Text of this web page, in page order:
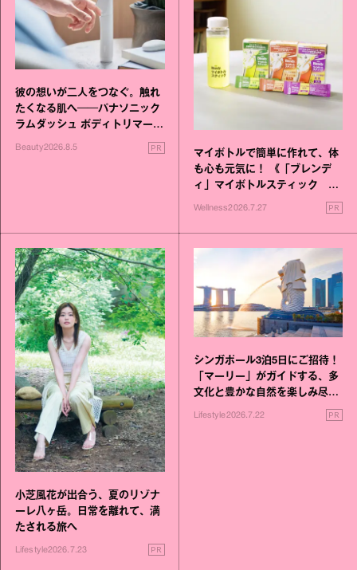
彼の想いが二人をつなぐ。触れ
たくなる肌へ──パナソニック
ラムダッシュ ボディトリマーが
Beauty2026.8.5 PR
マイボトルで簡単に作れて、体
も心も元気に！ 《「ブレンデ
ィ」マイボトルスティック い
いこと毎日》シリーズが誕生
Wellness2026.7.27 PR
小芝風花が出合う、夏のリゾナ
ーレ八ヶ岳。日常を離れて、満
たされる旅へ
Lifestyle2026.7.23 PR
シンガポール3泊5日にご招待！
「マーリー」がガイドする、多
文化と豊かな自然を楽しみ尽く
Lifestyle2026.7.22 PR